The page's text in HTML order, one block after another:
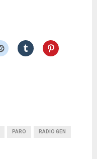
PARO RADIO GEN